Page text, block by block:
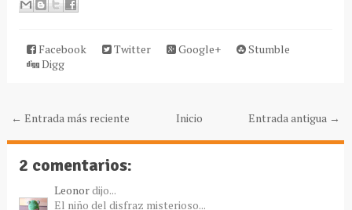
Facebook Twitter Google+
Stumble
Digg
← Entrada más reciente Entrada antigua →
Inicio
2 comentarios:
Leonordijo...
El niño del disfraz misterioso...